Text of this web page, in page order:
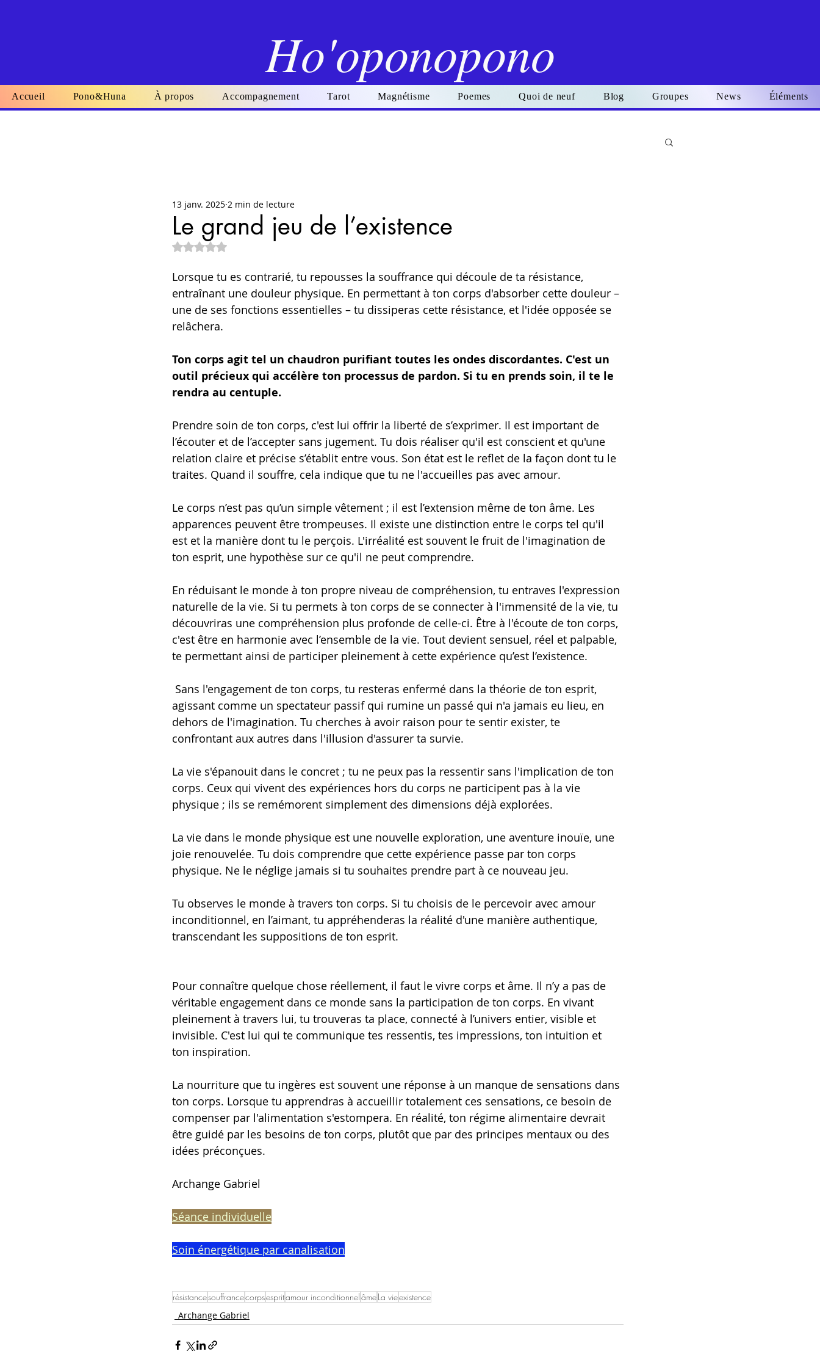
Ho'oponopono
Se connecter
Accueil Pono&Huna À propos Accompagnement Tarot Magnétisme Poemes Quoi de neuf Blog Groupes News Éléments
Le grand jeu de l’existence
13 janv. 2025 2 min de lecture
Noté NaN étoiles sur 5.
Lorsque tu es contrarié, tu repousses la souffrance qui découle de ta résistance,
entraînant une douleur physique. En permettant à ton corps d'absorber cette douleur –
une de ses fonctions essentielles – tu dissiperas cette résistance, et l'idée opposée se
relâchera.
Ton corps agit tel un chaudron purifiant toutes les ondes discordantes. C'est un
outil précieux qui accélère ton processus de pardon. Si tu en prends soin, il te le
rendra au centuple.
Prendre soin de ton corps, c'est lui offrir la liberté de s’exprimer. Il est important de
l’écouter et de l’accepter sans jugement. Tu dois réaliser qu'il est conscient et qu'une
relation claire et précise s’établit entre vous. Son état est le reflet de la façon dont tu le
traites. Quand il souffre, cela indique que tu ne l'accueilles pas avec amour.
Le corps n’est pas qu’un simple vêtement ; il est l’extension même de ton âme. Les
apparences peuvent être trompeuses. Il existe une distinction entre le corps tel qu'il
est et la manière dont tu le perçois. L'irréalité est souvent le fruit de l'imagination de
ton esprit, une hypothèse sur ce qu'il ne peut comprendre.
En réduisant le monde à ton propre niveau de compréhension, tu entraves l'expression
naturelle de la vie. Si tu permets à ton corps de se connecter à l'immensité de la vie, tu
découvriras une compréhension plus profonde de celle-ci. Être à l'écoute de ton corps,
c'est être en harmonie avec l’ensemble de la vie. Tout devient sensuel, réel et palpable,
te permettant ainsi de participer pleinement à cette expérience qu’est l’existence.
agissant comme un spectateur passif qui rumine un passé qui n'a jamais eu lieu, en
dehors de l'imagination. Tu cherches à avoir raison pour te sentir exister, te
confrontant aux autres dans l'illusion d'assurer ta survie.
La vie s'épanouit dans le concret ; tu ne peux pas la ressentir sans l'implication de ton
corps. Ceux qui vivent des expériences hors du corps ne participent pas à la vie
physique ; ils se remémorent simplement des dimensions déjà explorées.
La vie dans le monde physique est une nouvelle exploration, une aventure inouïe, une
joie renouvelée. Tu dois comprendre que cette expérience passe par ton corps
physique. Ne le néglige jamais si tu souhaites prendre part à ce nouveau jeu.
Tu observes le monde à travers ton corps. Si tu choisis de le percevoir avec amour
inconditionnel, en l’aimant, tu appréhenderas la réalité d'une manière authentique,
transcendant les suppositions de ton esprit.
Pour connaître quelque chose réellement, il faut le vivre corps et âme. Il n’y a pas de
véritable engagement dans ce monde sans la participation de ton corps. En vivant
pleinement à travers lui, tu trouveras ta place, connecté à l’univers entier, visible et
invisible. C'est lui qui te communique tes ressentis, tes impressions, ton intuition et
ton inspiration.
La nourriture que tu ingères est souvent une réponse à un manque de sensations dans
ton corps. Lorsque tu apprendras à accueillir totalement ces sensations, ce besoin de
compenser par l'alimentation s'estompera. En réalité, ton régime alimentaire devrait
être guidé par les besoins de ton corps, plutôt que par des principes mentaux ou des
idées préconçues.
Archange Gabriel
Séance individuelle
Soin énergétique par canalisation
résistancesouffrancecorpsespritamour inconditionnelâmeLa vieexistence
_Archange Gabriel